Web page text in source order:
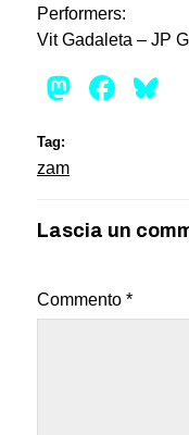
Performers:
Vit Gadaleta – JP
Tag:
zam
Lascia un
Commento *